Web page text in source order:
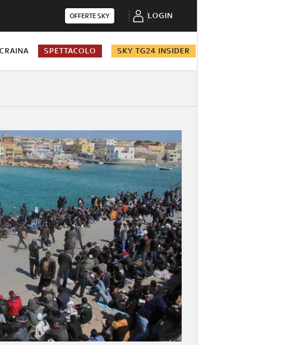
OFFERTE SKY LOGIN
SPETTACOLO SKY TG24 INSIDER